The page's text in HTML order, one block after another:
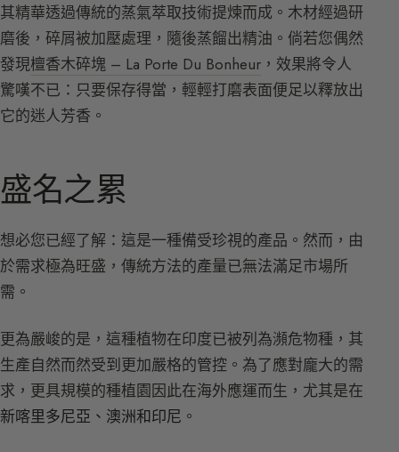
其精華透過傳統的蒸氣萃取技術提煉而成。木材經過研
磨後，碎屑被加壓處理，隨後蒸餾出精油。倘若您偶然
發現檀香木碎塊 – La Porte Du Bonheur ，效果將令人
驚嘆不已：只要保存得當，輕輕打磨表面便足以釋放出
它的迷人芳香。
盛名之累
想必您已經了解：這是一種備受珍視的產品。然而，由
於需求極為旺盛，傳統方法的產量已無法滿足市場所
需。
更為嚴峻的是，這種植物在印度已被列為瀕危物種，其
生產自然而然受到更加嚴格的管控。為了應對龐大的需
求，更具規模的種植園因此在海外應運而生，尤其是在
新喀里多尼亞、澳洲和印尼 。